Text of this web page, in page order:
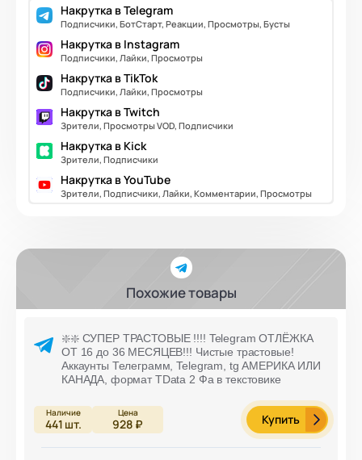
Накрутка в Telegram
Подписчики, БотСтарт, Реакции, Просмотры, Бусты
Накрутка в Instagram
Подписчики, Лайки, Просмотры
Накрутка в TikTok
Подписчики, Лайки, Просмотры
Накрутка в Twitch
Зрители, Просмотры VOD, Подписчики
Накрутка в Kick
Зрители, Подписчики
Накрутка в YouTube
Зрители, Подписчики, Лайки, Комментарии, Просмотры
Похожие товары
❇️❇️ СУПЕР ТРАСТОВЫЕ !!!! Telegram ОТЛЁЖКА
ОТ 16 до 36 МЕСЯЦЕВ!!! Чистые трастовые!
Аккаунты Телеграмм, Telegram, tg АМЕРИКА ИЛИ
КАНАДА, формат TData 2 Фа в текстовике
441 шт. 928 ₽ Купить